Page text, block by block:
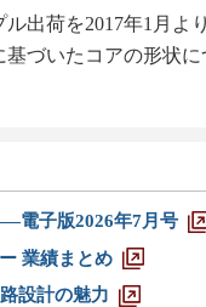
出荷を2017年1月よ
づいたコアの形状に
電子版2026年7月号
業績まとめ
設計の魅力